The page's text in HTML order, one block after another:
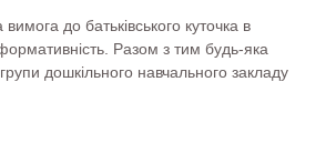
до батьківського куточка в
Разом з тим будь-яка
дошкільного навчального закладу
екземпляри в єдиний